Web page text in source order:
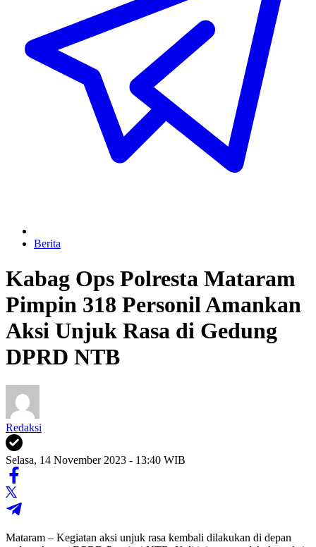
Berita
Kabag Ops Polresta Mataram
Pimpin 318 Personil Amankan
Aksi Unjuk Rasa di Gedung
DPRD NTB
Redaksi
Selasa, 14 November 2023 - 13:40 WIB
Mataram – Kegiatan aksi unjuk rasa kembali dilakukan di depan